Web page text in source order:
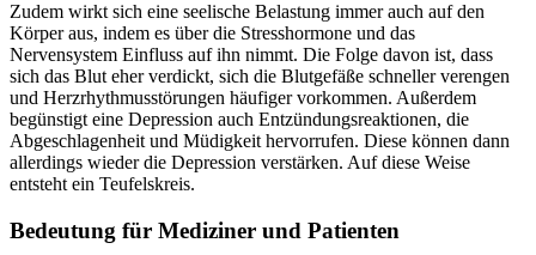
Zudem wirkt sich eine seelische Belastung immer auch auf den
Körper aus, indem es über die Stresshormone und das
Nervensystem Einfluss auf ihn nimmt. Die Folge davon ist, dass
sich das Blut eher verdickt, sich die Blutgefäße schneller verengen
und Herzrhythmusstörungen häufiger vorkommen. Außerdem
begünstigt eine Depression auch Entzündungsreaktionen, die
Abgeschlagenheit und Müdigkeit hervorrufen. Diese können dann
allerdings wieder die Depression verstärken. Auf diese Weise
entsteht ein Teufelskreis.
Bedeutung für Mediziner und Patienten